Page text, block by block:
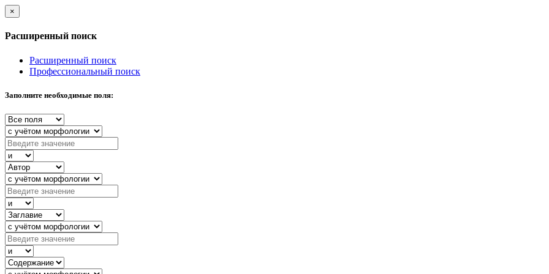
×
Расширенный поиск
Расширенный поиск
Профессиональный поиск
Заполните необходимые поля: